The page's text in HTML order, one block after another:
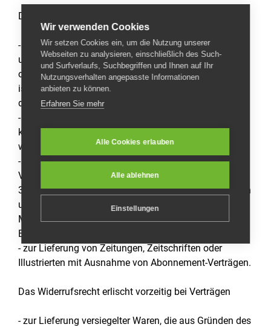
Das Widerrufsrecht besteht nicht bei Verträgen
- zur Lieferung von Waren, die nicht vorgefertigt sind
und für deren Herstellung eine individuelle Auswahl
oder Bestimmung durch den Verbraucher maßgeblich
ist oder die eindeutig auf die persönlichen Bedürfnisse
des Verbrauchers zugeschnitten sind;
- zur Lieferung von Waren, die schnell verderben
können oder deren Verfallsdatum schnell überschritten
würde;
- zur Lieferung alkoholischer Getränke, deren Preis bei
Vertragsschluss vereinbart wurde, die aber frühestens
30 Tage nach Vertragsschluss geliefert werden können
und deren aktueller Wert von Schwankungen auf dem
Markt abhängt, auf die der Unternehmer keinen
Einfluss hat;
- zur Lieferung von Zeitungen, Zeitschriften oder
Illustrierten mit Ausnahme von Abonnement-Verträgen.
Das Widerrufsrecht erlischt vorzeitig bei Verträgen
- zur Lieferung versiegelter Waren, die aus Gründen des
Wir verwenden Cookies
Wir setzen Cookies ein, um die Nutzung unserer
Webseiten zu analysieren, einschließlich des Such-
und Surfverlaufs, Suchbegriffen und Ihnen auf Ihr
Nutzungsverhalten angepasste Informationen
anbieten zu können.
Erfahren Sie mehr
Alle Cookies erlauben
Alle ablehnen
Einstellungen